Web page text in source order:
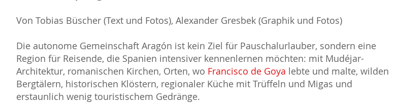
Von Tobias Büscher (Text und Fotos), Alexander Gresbek (Graphik und Fotos)
Die autonome Gemeinschaft Aragón ist kein Ziel für Pauschalurlauber, sondern eine
Region für Reisende, die Spanien intensiver kennenlernen möchten: mit Mudéjar-
Architektur, romanischen Kirchen, Orten, wo Francisco de Goya lebte und malte, wilden
Bergtälern, historischen Klöstern, regionaler Küche mit Trüffeln und Migas und
erstaunlich wenig touristischem Gedränge.